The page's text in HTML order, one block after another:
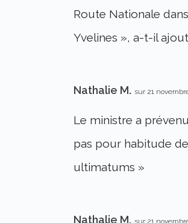
Route Nationale
Yvelines », a-t-il
Nathalie M. sur 21
Le ministre a prévenu
pas pour habitude
ultimatums »
Nathalie M. sur 21